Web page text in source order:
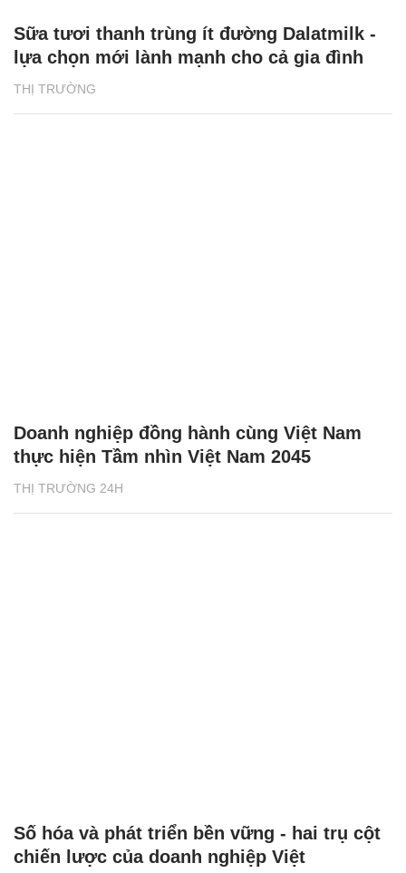
THỊ TRƯỜNG
Sữa tươi thanh trùng ít đường Dalatmilk -
lựa chọn mới lành mạnh cho cả gia đình
THỊ TRƯỜNG 24H
Doanh nghiệp đồng hành cùng Việt Nam
thực hiện Tầm nhìn Việt Nam 2045
Số hóa và phát triển bền vững - hai trụ cột
chiến lược của doanh nghiệp Việt